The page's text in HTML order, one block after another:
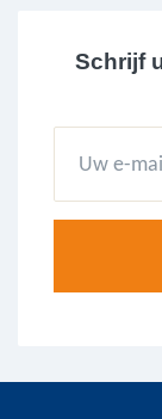
Schrijf